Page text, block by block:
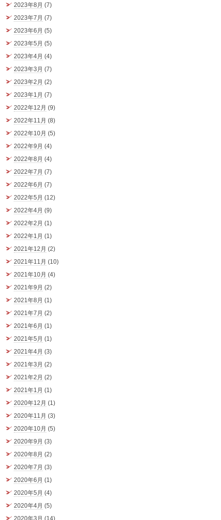
2023年8月 (7)
2023年7月 (7)
2023年6月 (5)
2023年5月 (5)
2023年4月 (4)
2023年3月 (7)
2023年2月 (2)
2023年1月 (7)
2022年12月 (9)
2022年11月 (8)
2022年10月 (5)
2022年9月 (4)
2022年8月 (4)
2022年7月 (7)
2022年6月 (7)
2022年5月 (12)
2022年4月 (9)
2022年2月 (1)
2022年1月 (1)
2021年12月 (2)
2021年11月 (10)
2021年10月 (4)
2021年9月 (2)
2021年8月 (1)
2021年7月 (2)
2021年6月 (1)
2021年5月 (1)
2021年4月 (3)
2021年3月 (2)
2021年2月 (2)
2021年1月 (1)
2020年12月 (1)
2020年11月 (3)
2020年10月 (5)
2020年9月 (3)
2020年8月 (2)
2020年7月 (3)
2020年6月 (1)
2020年5月 (4)
2020年4月 (5)
2020年3月 (14)